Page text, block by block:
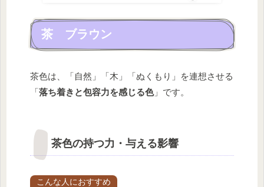
茶 ブラウン
茶色は、「自然」「木」「ぬくもり」を連想させる
「 落ち着きと包容力を感じる色」です。
茶色の持つ力・与える影響
こんな人におすすめ